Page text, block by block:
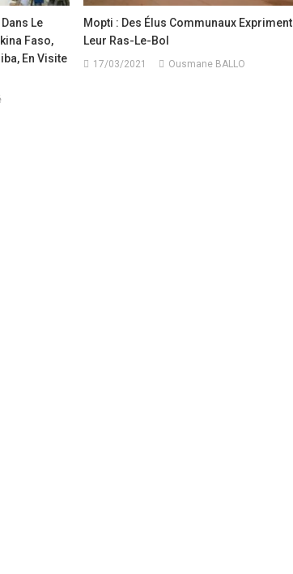
Le
Faso,
En Visite
Mopti : Des Élus Communaux Expriment
Leur Ras-Le-Bol
17/03/2021 Ousmane BALLO